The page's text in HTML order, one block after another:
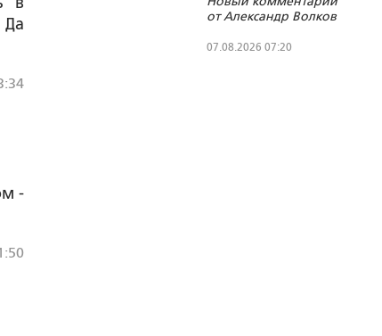
-
от Александр Волков
07.08.2026 07:20